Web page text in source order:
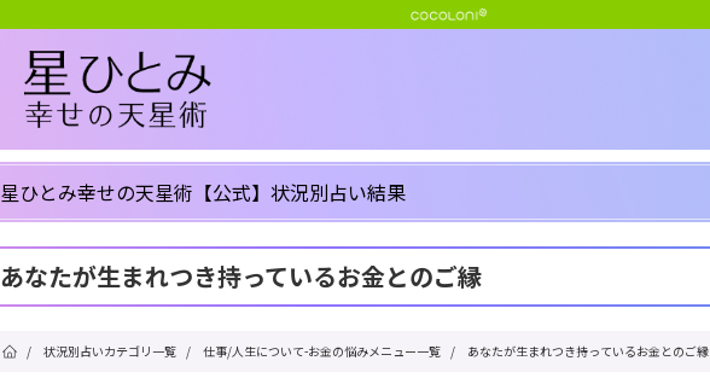
星ひとみ幸せの天星術【公式】状況別占い結果
あなたが生まれつき持っているお金とのご縁
/ 状況別占いカテゴリ一覧 / 仕事/人生について-お金の悩みメニュー一覧 / あなたが生まれつき持っているお金とのご縁